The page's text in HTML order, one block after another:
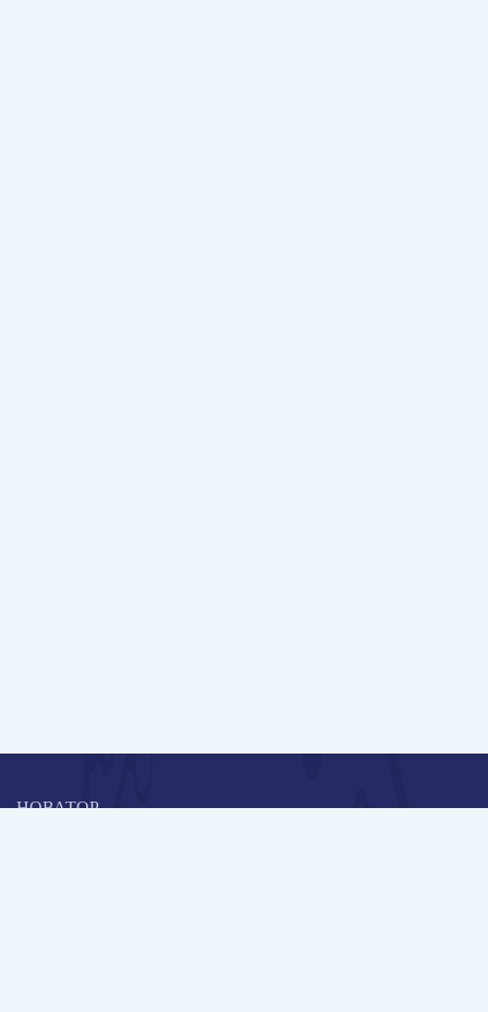
НОВАТОР